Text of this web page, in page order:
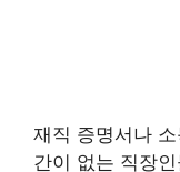
재직 증명서나
간이 없는 직장